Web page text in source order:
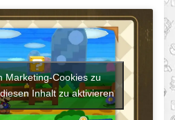
Marketing-Cookies zu
Inhalt zu aktivieren